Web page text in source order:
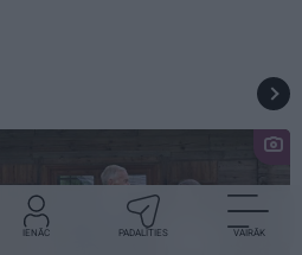
IENĀC PADALĪTIES VAIRĀK